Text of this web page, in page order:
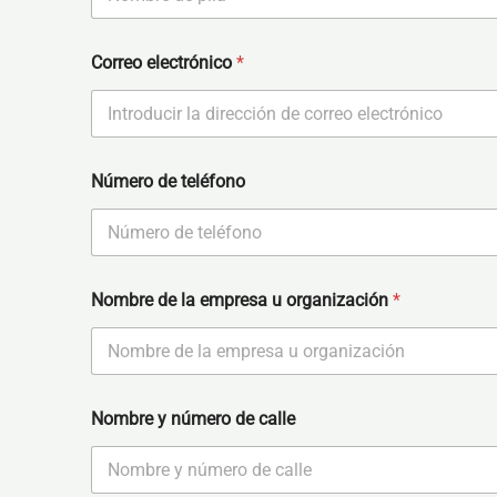
Correo electrónico *
Número de teléfono
Nombre de la empresa u organización *
Nombre y número de calle